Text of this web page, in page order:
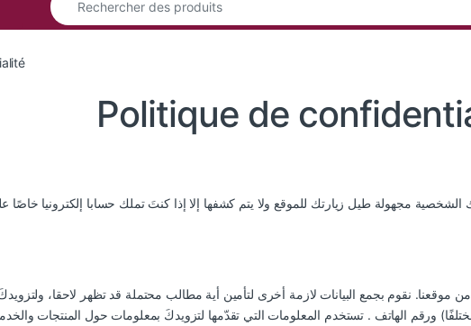
Politique de
مجهولة طيل زيارتك للموقع ولا يتم كشفها إلا إذا كنتَ تملك حسابا إلكترونيا خاصًا
نقوم بجمع البيانات لازمة أخرى لتأمين أية مطالب محتملة قد تظهر لاحقا­،
ورقم الهاتف . تستخدم المعلومات التي تقدّمها لتزويدكَ بمعلومات حول المنتجات